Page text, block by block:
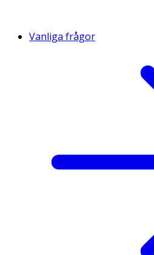
Vanliga frågor